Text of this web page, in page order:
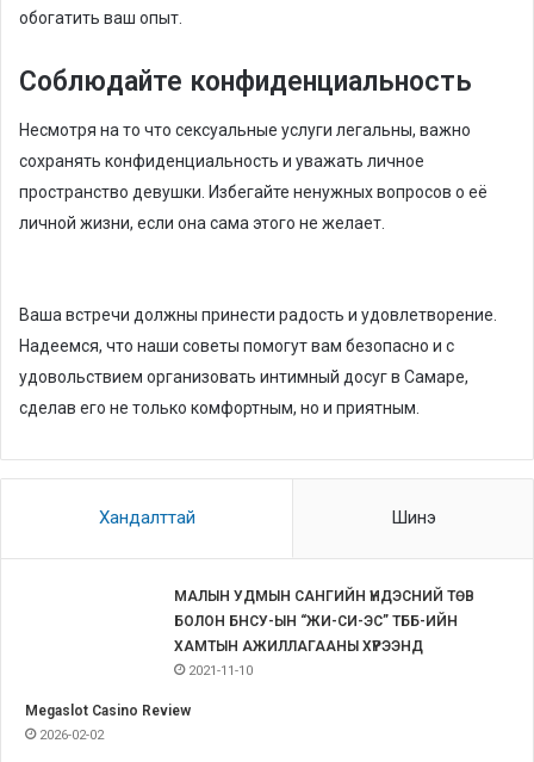
обогатить ваш опыт.
Соблюдайте конфиденциальность
Несмотря на то что сексуальные услуги легальны, важно
сохранять конфиденциальность и уважать личное
пространство девушки. Избегайте ненужных вопросов о её
личной жизни, если она сама этого не желает.
Ваша встречи должны принести радость и удовлетворение.
Надеемся, что наши советы помогут вам безопасно и с
удовольствием организовать интимный досуг в Самаре,
сделав его не только комфортным, но и приятным.
Хандалттай Шинэ
МАЛЫН УДМЫН САНГИЙН ҮНДЭСНИЙ ТӨВ
БОЛОН БНСУ-ЫН “ЖИ-СИ-ЭС” ТББ-ИЙН
ХАМТЫН АЖИЛЛАГААНЫ ХҮРЭЭНД
2021-11-10
Megaslot Casino Review
2026-02-02